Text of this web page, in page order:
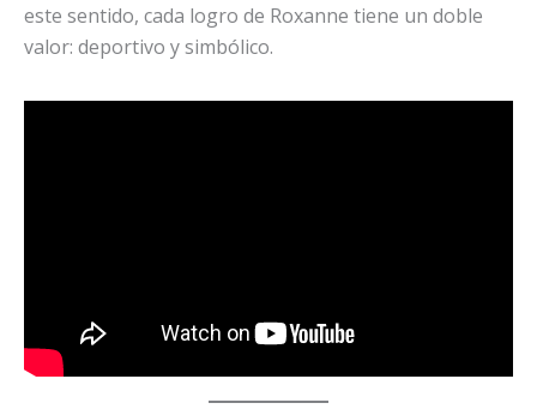
este sentido, cada logro de Roxanne tiene un doble
valor: deportivo y simbólico.